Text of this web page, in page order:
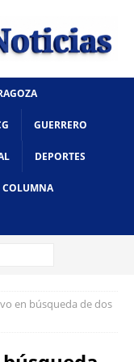
GUERRERO
DEPORTES
COLUMNA
en búsqueda de dos